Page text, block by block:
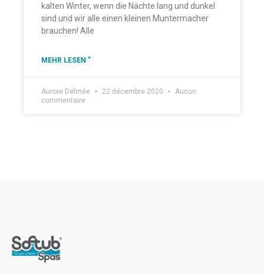
kalten Winter, wenn die Nächte lang und dunkel
sind und wir alle einen kleinen Muntermacher
brauchen! Alle
MEHR LESEN "
Aurore Delmée 22 décembre 2020
Aucun
commentaire